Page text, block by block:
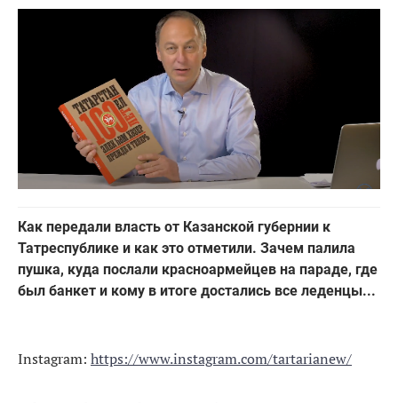
Как передали власть от Казанской губернии к
Татреспублике и как это отметили. Зачем палила
пушка, куда послали красноармейцев на параде, где
был банкет и кому в итоге достались все леденцы...
Instagram: https://www.instagram.com/tartarianew/